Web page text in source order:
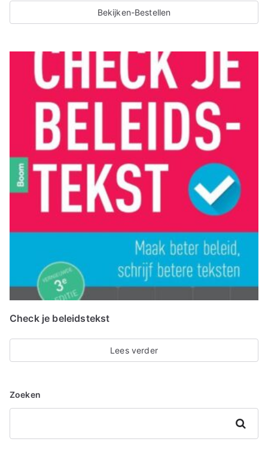
Bekijken-Bestellen
Check je beleidstekst
Lees verder
Zoeken
Zoeken